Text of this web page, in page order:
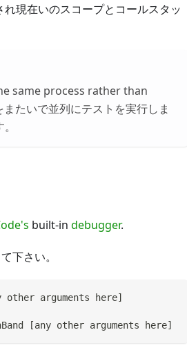
現在いのスコープとコールスタッ
same process rather than
たいで並列にテストを実行しま
built-in debugger.
下さい。
other arguments here]
[any other arguments here]